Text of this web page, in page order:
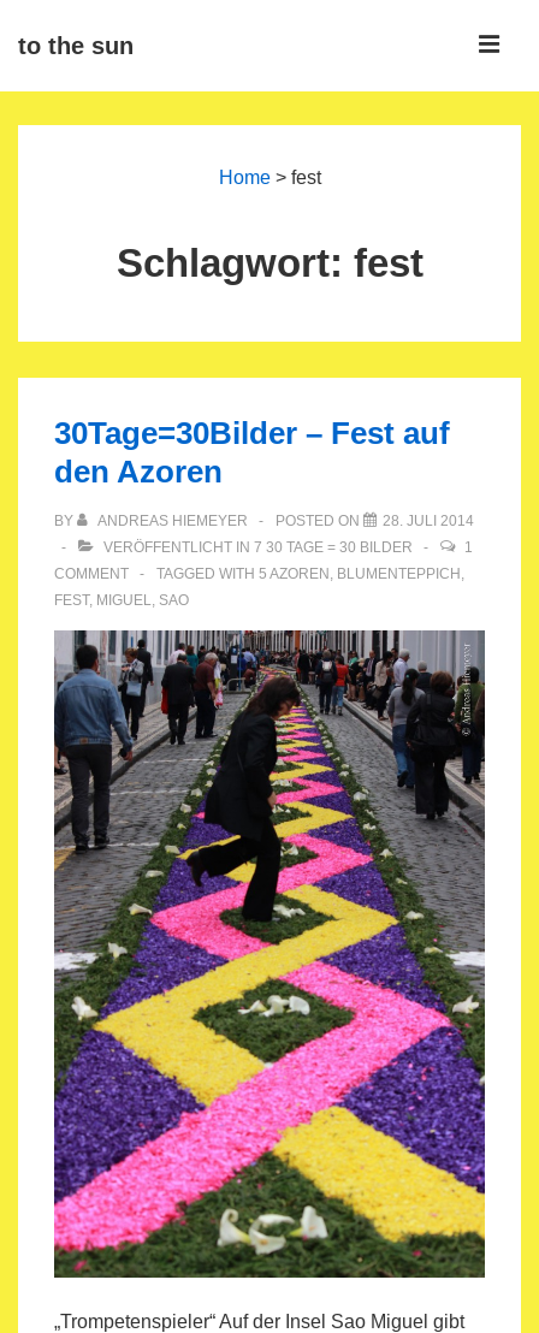
Zumto the sun
Home> fest
Schlagwort: fest
30Tage=30Bilder – Fest auf
den Azoren
BY ANDREAS HIEMEYER POSTED ON
28. JULI 2014
VERÖFFENTLICHT IN 7 30 TAGE = 30 BILDER
1
COMMENT
TAGGED WITH 5 AZOREN , BLUMENTEPPICH ,
FEST, MIGUEL, SAO
„Trompetenspieler“ Auf der Insel Sao Miguel gibt